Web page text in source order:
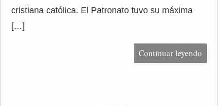
cristiana católica. El Patronato tuvo su máxima
[…]
Continuar leyendo